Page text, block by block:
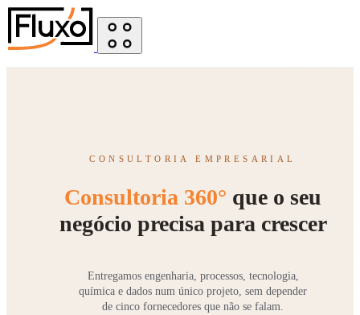
CONSULTORIA EMPRESARIAL
Consultoria 360° que o seu
negócio precisa para crescer
Entregamos engenharia, processos, tecnologia,
química e dados num único projeto, sem depender
de cinco fornecedores que não se falam.